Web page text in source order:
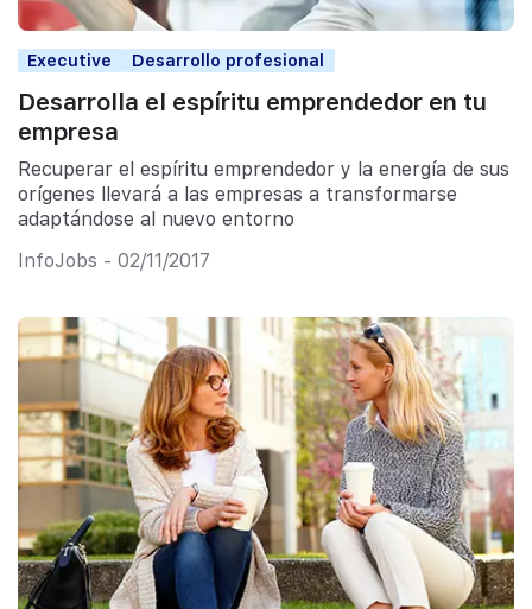
Executive Desarrollo profesional
Desarrolla el espíritu emprendedor en tu
empresa
Recuperar el espíritu emprendedor y la energía de sus
orígenes llevará a las empresas a transformarse
adaptándose al nuevo entorno
InfoJobs - 02/11/2017